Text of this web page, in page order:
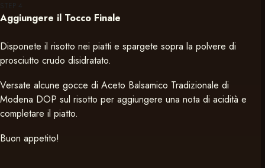
STEP 4
Aggiungere il Tocco Finale
Disponete il risotto nei piatti e spargete sopra la polvere di
prosciutto crudo disidratato.
Versate alcune gocce di Aceto Balsamico Tradizionale di
Modena DOP sul risotto per aggiungere una nota di acidità e
completare il piatto.
Buon appetito!